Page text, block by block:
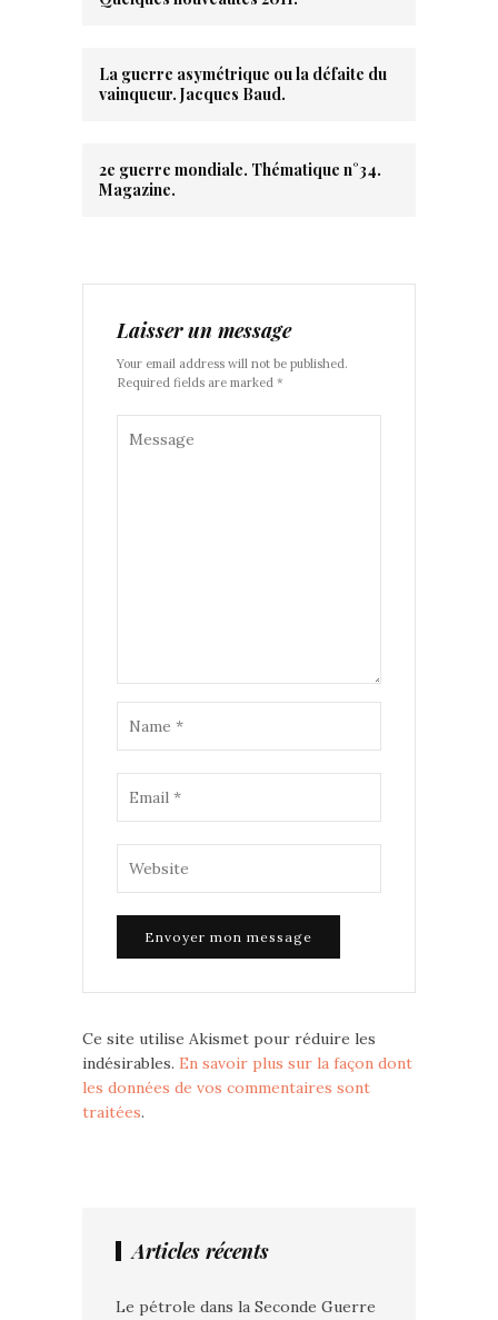
La guerre asymétrique ou la défaite du
vainqueur. Jacques Baud.
2e guerre mondiale. Thématique n°34.
Magazine.
Laisser un message
Your email address will not be published.
Required fields are marked *
Ce site utilise Akismet pour réduire les
indésirables. En savoir plus sur la façon dont
les données de vos commentaires sont
traitées.
Articles récents
Le pétrole dans la Seconde Guerre